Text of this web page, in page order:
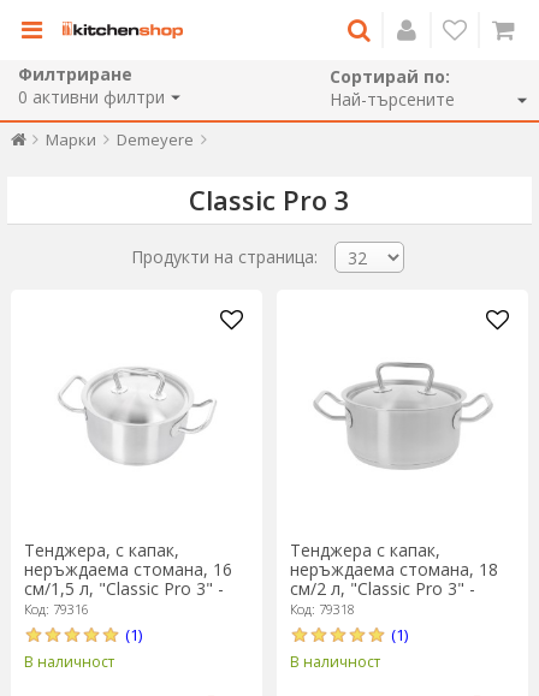
Филтриране
0 активни филтри
Сортирай по:
Марки Demeyere
Classic Pro 3
Продукти на страница:
Тенджера, с капак,
неръждаема стомана, 16
см/1,5 л, "Classic Pro 3" -
Demeyere
Код: 79316
(1)
В наличност
Тенджера с капак,
неръждаема стомана, 18
см/2 л, "Classic Pro 3" -
Demeyere
Код: 79318
(1)
В наличност